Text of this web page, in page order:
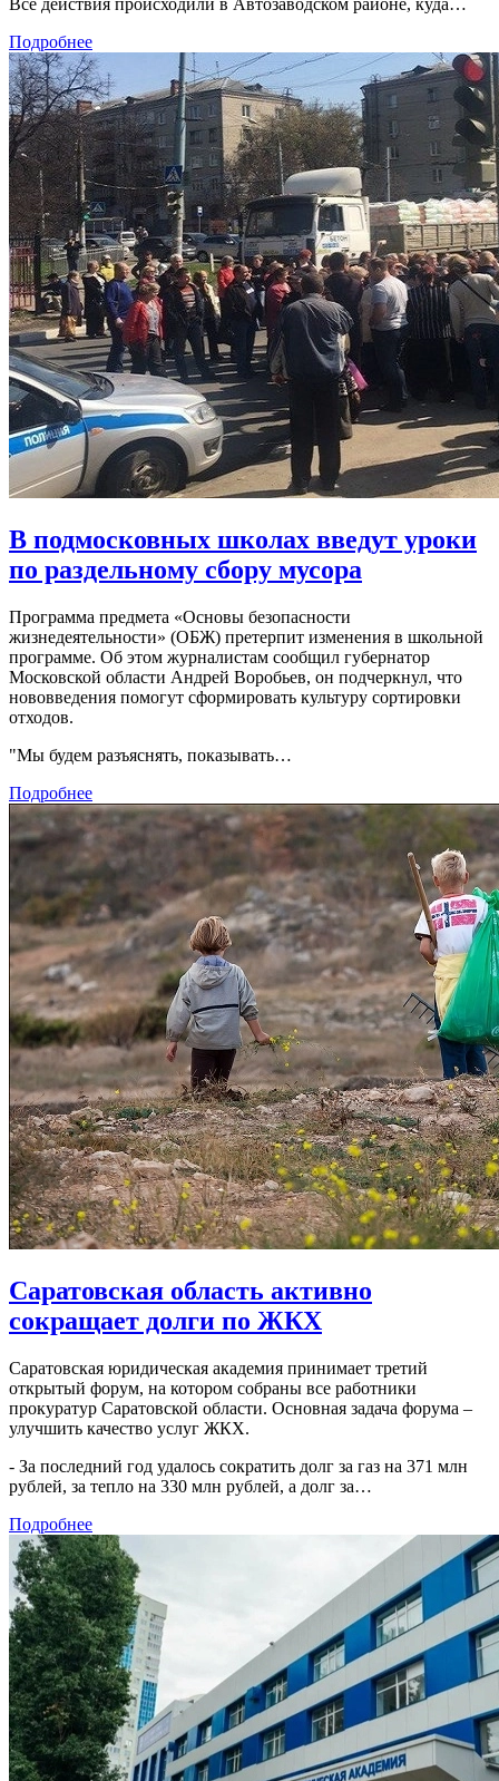
Все действия происходили в Автозаводском районе, куда…
Подробнее
В подмосковных школах введут уроки
по раздельному сбору мусора
Программа предмета «Основы безопасности
жизнедеятельности» (ОБЖ) претерпит изменения в школьной
программе. Об этом журналистам сообщил губернатор
Московской области Андрей Воробьев, он подчеркнул, что
нововведения помогут сформировать культуру сортировки
отходов.
"Мы будем разъяснять, показывать…
Подробнее
Саратовская область активно
сокращает долги по ЖКХ
Саратовская юридическая академия принимает третий
открытый форум, на котором собраны все работники
прокуратур Саратовской области. Основная задача форума –
улучшить качество услуг ЖКХ.
- За последний год удалось сократить долг за газ на 371 млн
рублей, за тепло на 330 млн рублей, а долг за…
Подробнее